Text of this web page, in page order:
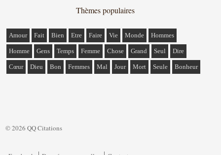
Thèmes populaires
Amour Fait Bien Etre Faire Vie Monde Hommes
Homme Gens Temps Femme Chose Grand Seul Dire
Cœur Dieu Bon Femmes Mal Jour Mort Seule Bonheur
© 2026 QQ Citations